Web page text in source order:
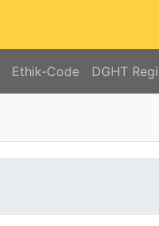
Ethik-Code DGHT